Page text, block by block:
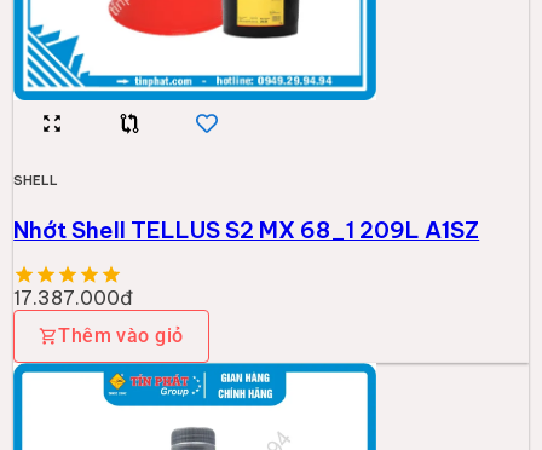
SHELL
Nhớt Shell TELLUS S2 MX 68_1 209L A1SZ
17.387.000đ
Thêm vào giỏ